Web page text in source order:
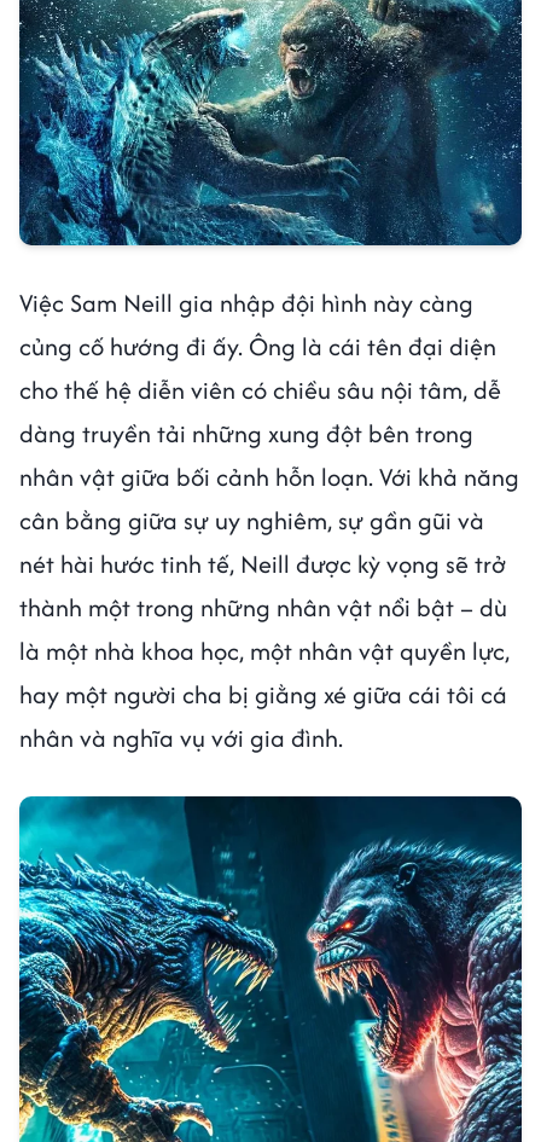
Việc Sam Neill gia nhập đội hình này càng
củng cố hướng đi ấy. Ông là cái tên đại diện
cho thế hệ diễn viên có chiều sâu nội tâm, dễ
dàng truyền tải những xung đột bên trong
nhân vật giữa bối cảnh hỗn loạn. Với khả năng
cân bằng giữa sự uy nghiêm, sự gần gũi và
nét hài hước tinh tế, Neill được kỳ vọng sẽ trở
thành một trong những nhân vật nổi bật – dù
là một nhà khoa học, một nhân vật quyền lực,
hay một người cha bị giằng xé giữa cái tôi cá
nhân và nghĩa vụ với gia đình.